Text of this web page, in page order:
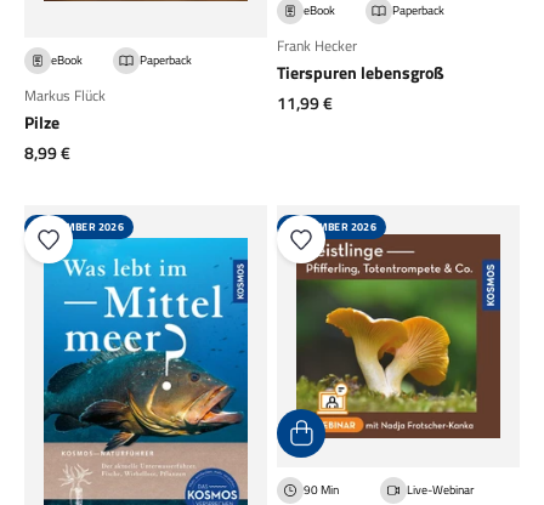
eBook Paperback
Markus Flück
Pilze
Angebot
8,99 €
eBook Paperback
Frank Hecker
Tierspuren lebensgroß
Angebot
11,99 €
SEPTEMBER 2026 SEPTEMBER 2026
90 Min Live-Webinar